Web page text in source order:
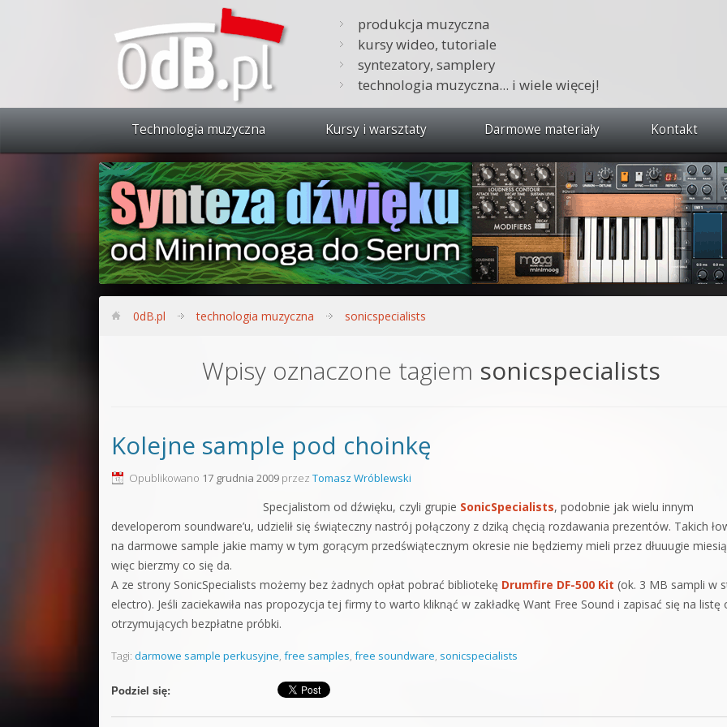
produkcja muzyczna
kursy wideo, tutoriale
syntezatory, samplery
technologia muzyczna... i wiele więcej!
Technologia muzyczna Kursy i warsztaty
Zobacz wszystkie kursy i warsztaty
Synteza dźwięku 🔥
Produkcja muzyczna w praktyce
Bitwig Studio od podstaw
Sound Forge od podstaw
Kontakt 5 Kompendium
Pakiety
Darmowe materiały Kontakt
0dB.pl technologia muzyczna sonicspecialists
Wpisy oznaczone tagiem sonicspecialists
Kolejne sample pod choinkę
Opublikowano 17 grudnia 2009 przez Tomasz Wróblewski
Specjalistom od dźwięku, czyli grupie SonicSpecialists, podobnie jak wielu innym
developerom soundware’u, udzielił się świąteczny nastrój połączony z dziką chęcią rozdawania prezentów. Takich
na darmowe sample jakie mamy w tym gorącym przedświątecznym okresie nie będziemy mieli przez dłuuugie
więc bierzmy co się da.
A ze strony SonicSpecialists możemy bez żadnych opłat pobrać bibliotekę Drumfire DF-500 Kit (ok. 3 MB sampli w
electro). Jeśli zaciekawiła nas propozycja tej firmy to warto kliknąć w zakładkę Want Free Sound i zapisać się na listę
otrzymujących bezpłatne próbki.
Tagi: darmowe sample perkusyjne, free samples, free soundware, sonicspecialists
Podziel się: